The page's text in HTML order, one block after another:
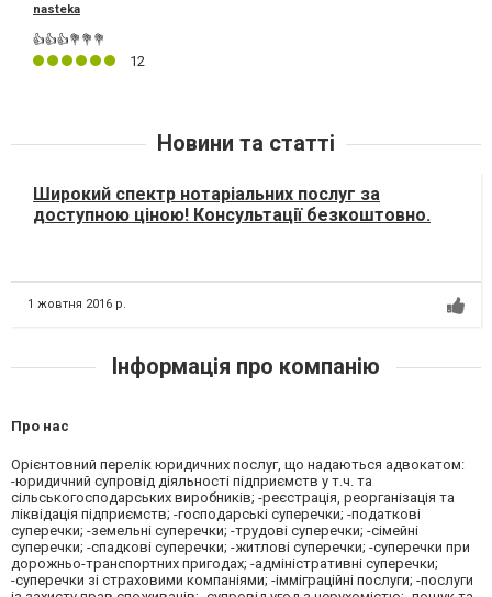
nasteka
👍👍👍💐💐💐
12
Новини та статті
Широкий спектр нотаріальних послуг за
доступною ціною! Консультації безкоштовно.
1 жовтня 2016 р.
Інформація про компанію
Про нас
Орієнтовний перелік юридичних послуг, що надаються адвокатом:
-юридичний супровід діяльності підприємств у т.ч. та
сільськогосподарських виробників; -реєстрація, реорганізація та
ліквідація підприємств; -господарські суперечки; -податкові
суперечки; -земельні суперечки; -трудові суперечки; -сімейні
суперечки; -спадкові суперечки; -житлові суперечки; -суперечки при
дорожньо-транспортних пригодах; -адміністративні суперечки;
-суперечки зі страховими компаніями; -імміграційні послуги; -послуги